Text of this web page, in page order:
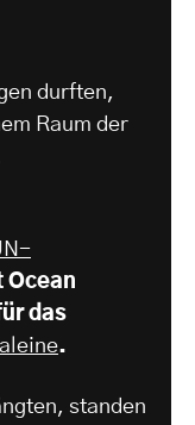
durften,
Raum der
Ocean
das
.
standen